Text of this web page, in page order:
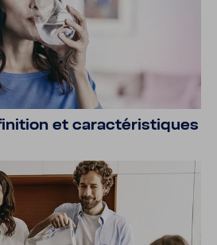
et carac­té­ris­tiques